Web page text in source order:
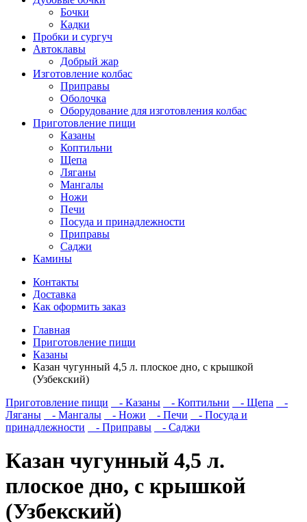
Бочки
Кадки
Пробки и сургуч
Автоклавы
Добрый жар
Изготовление колбас
Приправы
Оболочка
Оборудование для изготовления колбас
Приготовление пищи
Казаны
Коптильни
Щепа
Ляганы
Мангалы
Ножи
Печи
Посуда и принадлежности
Приправы
Саджи
Камины
Контакты
Доставка
Как оформить заказ
Главная
Приготовление пищи
Казаны
Казан чугунный 4,5 л. плоское дно, с крышкой
(Узбекский)
Приготовление пищи
- Казаны - Коптильни - Щепа
-
Ляганы
- Мангалы - Ножи - Печи
- Посуда и
принадлежности
- Приправы - Саджи
Казан чугунный 4,5 л.
плоское дно, с крышкой
(Узбекский)